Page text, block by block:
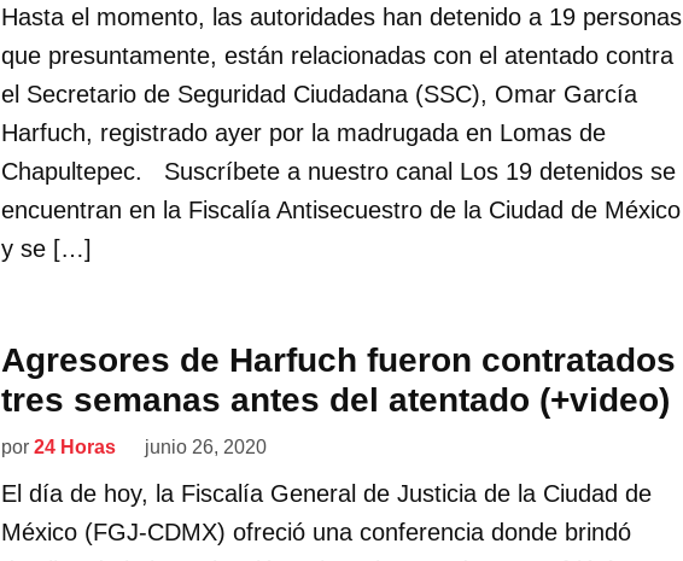
Hasta el momento, las autoridades han detenido a 19 personas
que presuntamente, están relacionadas con el atentado contra
el Secretario de Seguridad Ciudadana (SSC), Omar García
Harfuch, registrado ayer por la madrugada en Lomas de
Chapultepec. Suscríbete a nuestro canal Los 19 detenidos se
encuentran en la Fiscalía Antisecuestro de la Ciudad de México
y se […]
Agresores de Harfuch fueron contratados
tres semanas antes del atentado (+video)
por 24 Horas junio 26, 2020
El día de hoy, la Fiscalía General de Justicia de la Ciudad de
México (FGJ-CDMX) ofreció una conferencia donde brindó